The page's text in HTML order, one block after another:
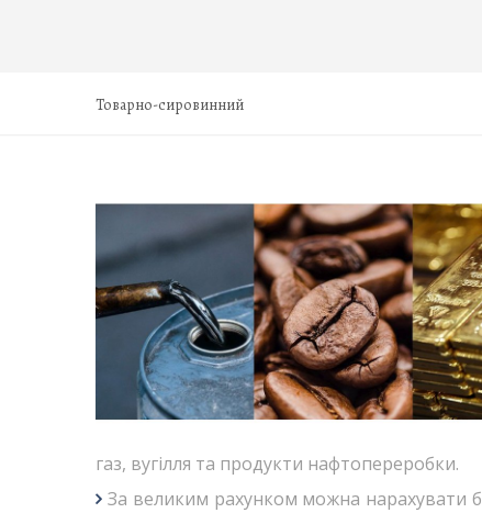
Товарно-сировинний
газ, вугілля та продукти нафтопереробки.
За великим рахунком можна нарахувати